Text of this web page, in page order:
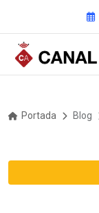
Portada Blog